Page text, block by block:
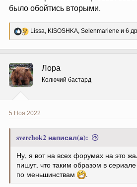
было обойтись вторыми.
Р
е
ц
и
и
:
Lissa, KISOSHKA, Selenmariene и 6
Лора
Колючий бастард
5 Ноя 2022
sverchok2 написал(а):
Ну, я вот на всех форумах на это
пишут, что таким образом в
по меньшинствам
.